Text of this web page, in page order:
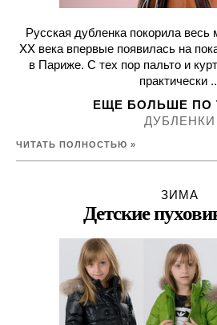
Русская дубленка покорила весь
XX века впервые появилась на
в Париже. С тех пор пальто и
практически
ЕЩЕ БОЛЬШЕ ПО
ДУБЛЕНКИ
ЧИТАТЬ ПОЛНОСТЬЮ »
ЗИМА
Детские